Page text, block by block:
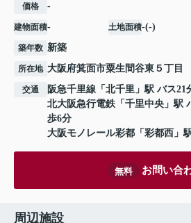
価格 -
建物面積- 土地面積-(-)
築年数 新築
所在地 大阪府箕面市粟生間谷東 ５丁目
交通 阪急千里線 「 北千里 」駅 バス
北大阪急行電鉄 「 千里中央 」駅
歩6分
大阪モノレール彩都 「 彩都西 」
無料 お問い合
周辺施設